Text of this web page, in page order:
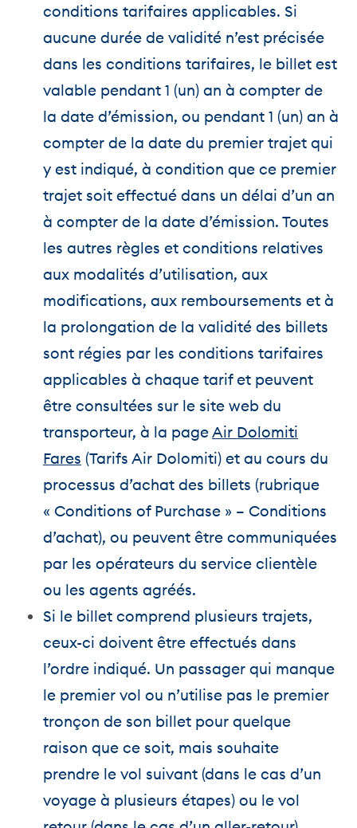
conditions tarifaires applicables. Si
aucune durée de validité n’est précisée
dans les conditions tarifaires, le billet est
valable pendant 1 (un) an à compter de
la date d’émission, ou pendant 1 (un) an à
compter de la date du premier trajet qui
y est indiqué, à condition que ce premier
trajet soit effectué dans un délai d’un an
à compter de la date d’émission. Toutes
les autres règles et conditions relatives
aux modalités d’utilisation, aux
modifications, aux remboursements et à
la prolongation de la validité des billets
sont régies par les conditions tarifaires
applicables à chaque tarif et peuvent
être consultées sur le site web du
transporteur, à la pageAir Dolomiti
Fares (Tarifs Air Dolomiti) et au cours du
processus d’achat des billets (rubrique
« Conditions of Purchase » – Conditions
d’achat), ou peuvent être communiquées
par les opérateurs du service clientèle
ou les agents agréés.
Si le billet comprend plusieurs trajets,
ceux-ci doivent être effectués dans
l’ordre indiqué. Un passager qui manque
le premier vol ou n’utilise pas le premier
tronçon de son billet pour quelque
raison que ce soit, mais souhaite
prendre le vol suivant (dans le cas d’un
voyage à plusieurs étapes) ou le vol